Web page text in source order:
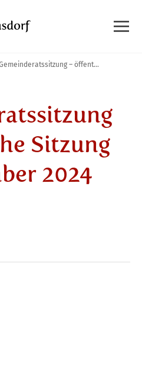
Gemeinderatssitzung – öffentliche Sitzung im September 2024
Sitzung
2024